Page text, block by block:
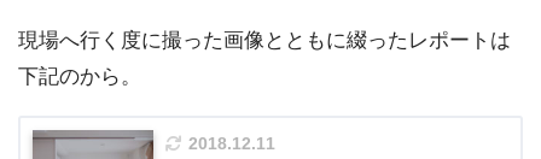
現場へ行く度に撮った画像とともに綴ったレポートは
下記のから。
2018.12.11